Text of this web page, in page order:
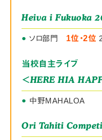
Heiva i Fukuoka
● ソロ部門 1位・2位
当校自主ライブ
＜HERE HIA
● 中野MAHALOA
Ori Tahiti